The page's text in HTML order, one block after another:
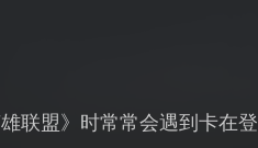
联盟》时常常会遇到卡在登